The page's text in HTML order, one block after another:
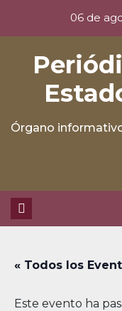
06 de
Órgano
« Todos los
Este evento ha